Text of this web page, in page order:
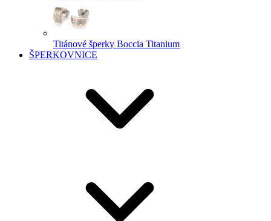
Titánové šperky Boccia Titanium
ŠPERKOVNICE